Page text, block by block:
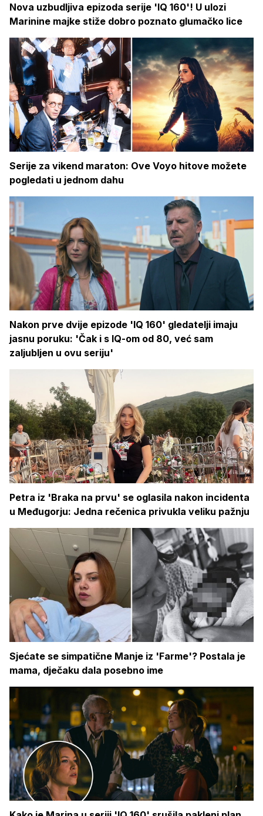
Nova uzbudljiva epizoda serije 'IQ 160'! U ulozi
Marinine majke stiže dobro poznato glumačko lice
Serije za vikend maraton: Ove Voyo hitove možete
pogledati u jednom dahu
Nakon prve dvije epizode 'IQ 160' gledatelji imaju
jasnu poruku: 'Čak i s IQ-om od 80, već sam
zaljubljen u ovu seriju'
Petra iz 'Braka na prvu' se oglasila nakon incidenta
u Međugorju: Jedna rečenica privukla veliku pažnju
Sjećate se simpatične Manje iz 'Farme'? Postala je
mama, dječaku dala posebno ime